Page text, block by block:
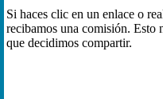
Si haces clic en un enlace o
recibamos una comisión. Esto
que decidimos compartir.